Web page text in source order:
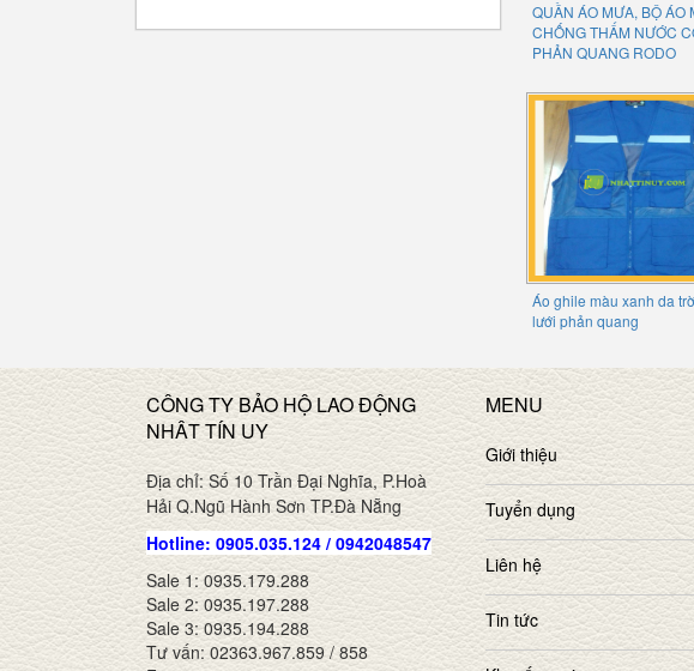
QUẦN ÁO MƯA, BỘ ÁO
CHỐNG THẤM NƯỚC
PHẢN QUANG RODO
Áo ghile màu xanh da
lưới phản quang
CÔNG TY BẢO HỘ LAO ĐỘNG
NHÂT TÍN UY
Địa chỉ: Số 10 Trần Đại Nghĩa, P.Hoà
Hải Q.Ngũ Hành Sơn TP.Đà Nẵng
Hotline: 0905.035.124 / 0942048547
Sale 1: 0935.179.288
Sale 2: 0935.197.288
Sale 3: 0935.194.288
Tư vấn: 02363.967.859 / 858
MENU
Giới thiệu
Tuyển dụng
Liên hệ
Tin tức